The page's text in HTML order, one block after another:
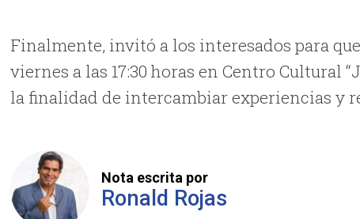
Finalmente, invitó a los interesados para
viernes a las 17:30 horas en Centro Cultural
la finalidad de intercambiar experiencias y
Nota escrita por
Ronald Rojas